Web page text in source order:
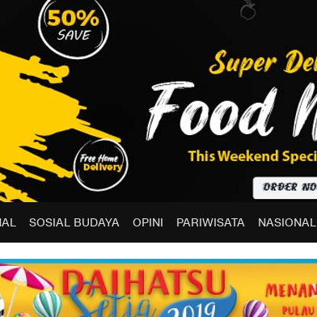
SOSIAL BUDAYA OPINI PARIWISATA NASIONAL